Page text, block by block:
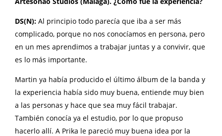
DS(N): Al principio todo parecía que iba a ser más
complicado, porque no nos conocíamos en persona, pero
en un mes aprendimos a trabajar juntas y a convivir, que
es lo más importante.
Martin ya había producido el último álbum de la banda y
la experiencia había sido muy buena, entiende muy bien
a las personas y hace que sea muy fácil trabajar.
También conocía ya el estudio, por lo que propuso
hacerlo allí. A Prika le pareció muy buena idea por la